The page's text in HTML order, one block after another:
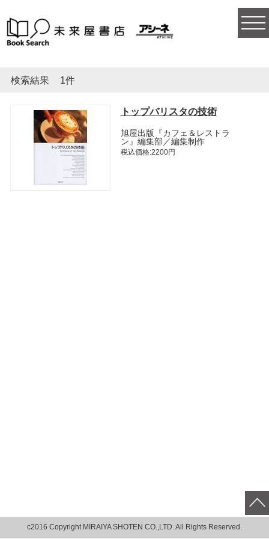
検索結果 1件
トップバリスタの技術
旭屋出版『カフェ＆レストラ
ン』編集部／編集制作
税込価格:2200円
c2016 Copyright MIRAIYA SHOTEN CO.,LTD. All Rights Reserved.